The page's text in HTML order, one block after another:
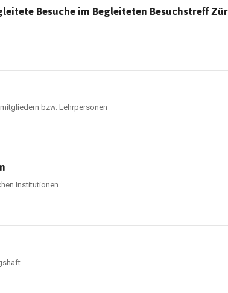
Besuche im Begleiteten Besuchstreff
bzw. Lehrpersonen
Institutionen